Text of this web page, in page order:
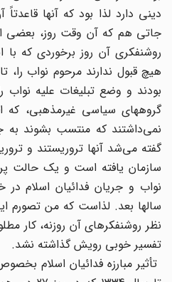
دینی دارد لذا بود که آنها قاعدتاً
جاتی هم که آن وقت روز، بعضی
روشنفکری آن روز برخوردی که با
هیچ قبول ندارند مرحوم نواب را،
بودند و وضع تبلیغات علیه نواب
گروههای سیاسی غیرمذهبی، که
نمی‌داشتند که منتسب بشوند به
گفته می‌شد آنها تروریستند و
سازمان یافته است و یک حالت
نواب و جریان فدائیان اسلام در
سالها بعد. لذاست که من تصورم
نظر روشنفکرهای آن روزنه، کار
تفسیر خوبی رویش گذاشته نشد.